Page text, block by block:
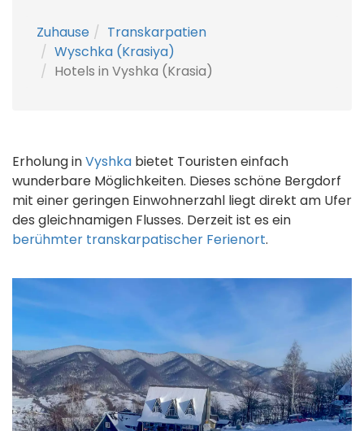
Zuhause
Transkarpatien
Wyschka (Krasiya)
Hotels in Vyshka (Krasia)
Erholung inVyshka bietet Touristen einfach
wunderbare Möglichkeiten. Dieses schöne Bergdorf
mit einer geringen Einwohnerzahl liegt direkt am Ufer
des gleichnamigen Flusses. Derzeit ist es ein
berühmter transkarpatischer Ferienort.